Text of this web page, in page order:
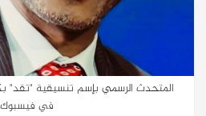
المتحدث الرسمي بإسم تنسيقية "تقد"
في فيسبوك